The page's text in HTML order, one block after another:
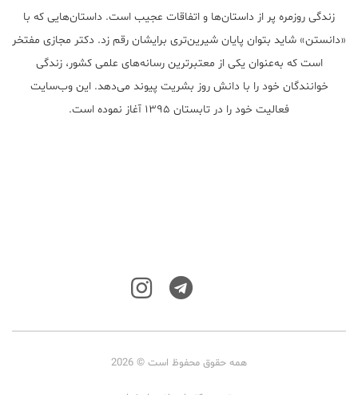
زندگی روزمره پر از داستان‌ها و اتفاقات عجیب است. داستان‌هایی که با
«دانستن» شاید بتوان پایان شیرین‌تری برایشان رقم زد. دکتر مجازی مفتخر
است که به‌عنوان یکی از معتبر‌ترین رسانه‌های علمی کشور، زندگی
خوانندگان خود را با دانش روز بشریت پیوند می‌دهد. این وب‌سایت
فعالیت خود را در تابستان ۱۳۹۵ آغاز نموده است.
همه حقوق محفوظ است © 2026